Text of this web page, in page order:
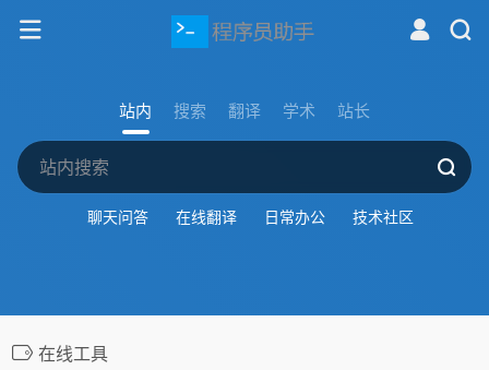
站内 搜索 翻译 学术 站长
聊天问答 在线翻译 日常办公 技术社区
在线工具